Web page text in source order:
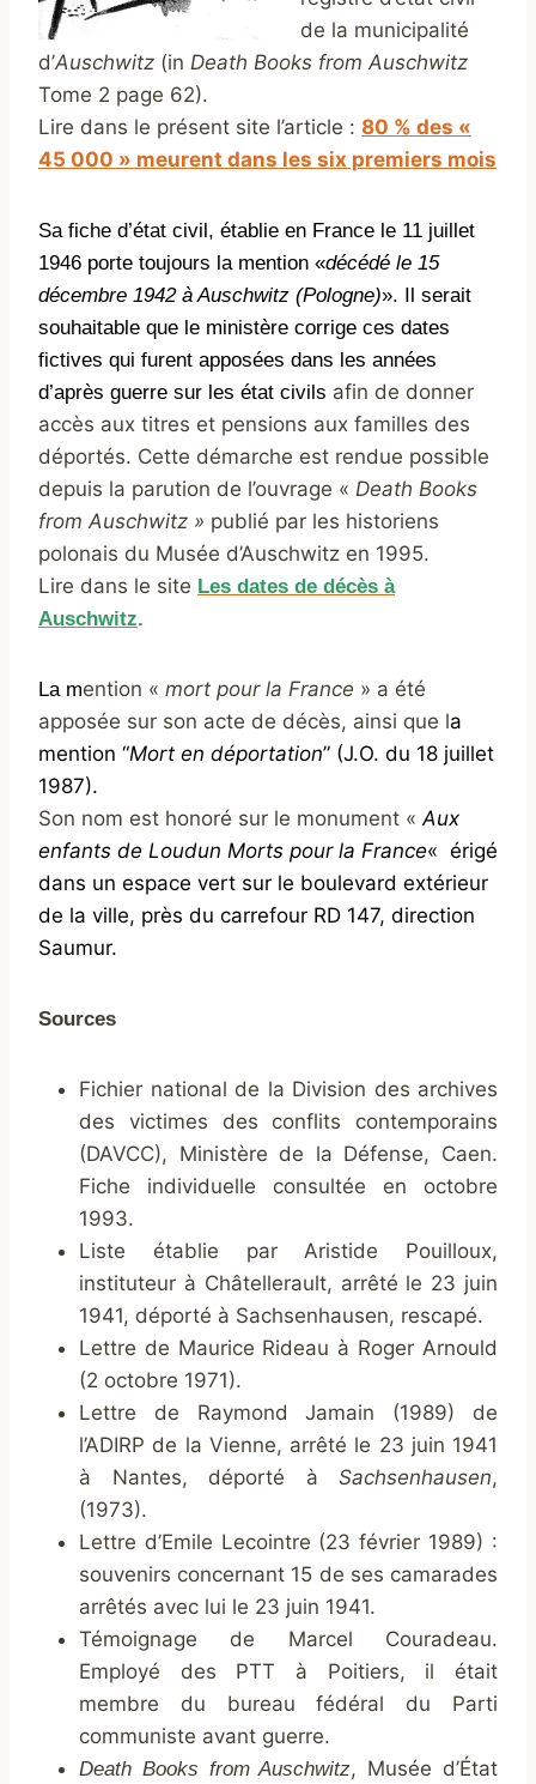
de la municipalité
d’Auschwitz (in Death Books from Auschwitz
Tome 2 page 62).
Lire dans le présent site l’article : 80 % des «
45 000 » meurent dans les six premiers mois
Sa fiche d’état civil, établie en France le 11 juillet
1946 porte toujours la mention «décédé le 15
décembre 1942 à Auschwitz (Pologne)». Il
serait
souhaitable que le ministère corrige ces dates
fictives qui furent apposées dans les années
d’après guerre sur les état civils afin de donner
accès aux titres et pensions aux familles des
déportés. Cette démarche est rendue possible
depuis la parution de l’ouvrage « Death Books
from Auschwitz » publié par les historiens
polonais du Musée d’Auschwitz en 1995.
Lire dans le site Les dates de décès à
Auschwitz.
La mention « mort pour la France » a été
apposée sur son acte de décès, ainsi que la
mention “Mort en déportation” (J.O. du 18 juillet
1987).
Son nom est honoré sur le monument «Aux
enfants de Loudun Morts pour la France« érigé
dans un espace vert sur le boulevard extérieur
de la ville, près du carrefour RD 147, direction
Saumur.
Sources
Fichier national de la Division des archives
des victimes des conflits contemporains
(DAVCC), Ministère de la Défense, Caen.
Fiche individuelle consultée en octobre
1993.
Liste établie par Aristide Pouilloux,
instituteur à Châtellerault, arrêté le 23 juin
1941, déporté à Sachsenhausen, rescapé.
Lettre de Maurice Rideau à Roger Arnould
(2 octobre 1971).
Lettre de Raymond Jamain (1989) de
l’ADIRP de la Vienne, arrêté le 23 juin 1941
à Nantes, déporté à Sachsenhausen,
(1973).
Lettre d’Emile Lecointre (23 février 1989) :
souvenirs concernant 15 de ses camarades
arrêtés avec lui le 23 juin 1941.
Témoignage de Marcel Couradeau.
Employé des PTT à Poitiers, il était
membre du bureau fédéral du Parti
communiste avant guerre.
Death Books from Auschwitz, Musée d’État